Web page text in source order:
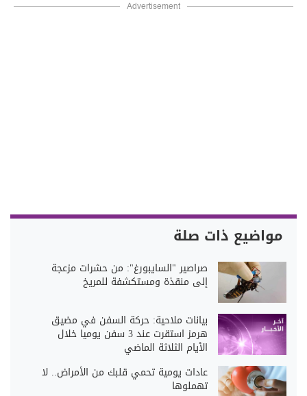
Advertisement
مواضيع ذات صلة
صراصير "السايبورغ": من حشرات مزعجة
إلى منقذة ومستكشفة للمريخ
بيانات ملاحية: حركة السفن في مضيق
هرمز استقرت عند 3 سفن يوميا خلال
الأيام الثلاثة الماضي
عادات يومية تحمي قلبك من الأمراض.. لا
تهملوها